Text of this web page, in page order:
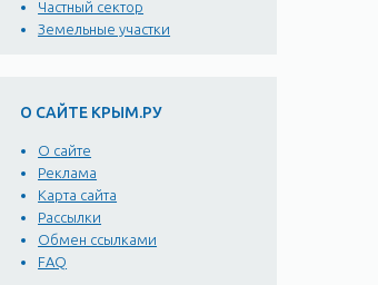
Частный сектор
Земельные участки
О САЙТЕ КРЫМ.РУ
О сайте
Реклама
Карта сайта
Рассылки
Обмен ссылками
FAQ